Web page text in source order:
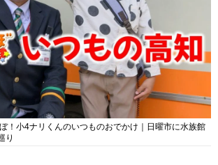
！小4ナリくんのいつものおでかけ｜日曜市に水族館
り